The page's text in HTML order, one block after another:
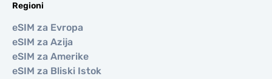
Regioni
eSIM za Evropa
eSIM za Azija
eSIM za Amerike
eSIM za Bliski Istok